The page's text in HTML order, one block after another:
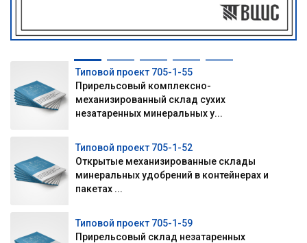
Типовой проект 705-1-55
Прирельсовый комплексно-
механизированный склад сухих
незатаренных минеральных у...
Типовой проект 705-1-52
Открытые механизированные склады
минеральных удобрений в контейнерах и
пакетах ...
Типовой проект 705-1-59
Прирельсовый склад незатаренных